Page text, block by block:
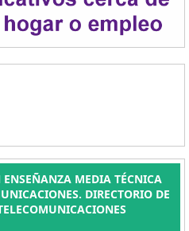
ENSEÑANZA MEDIA TÉCNICA
DIRECTORIO DE